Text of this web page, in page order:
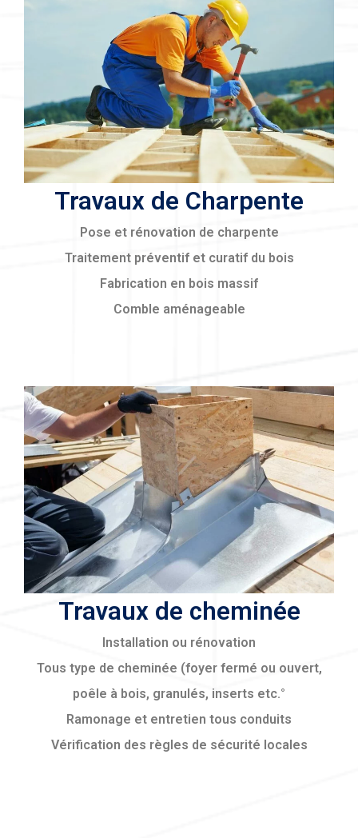
Travaux de Charpente
Pose et rénovation de charpente
Traitement préventif et curatif du bois
Fabrication en bois massif
Comble aménageable
Travaux de cheminée
Installation ou rénovation
Tous type de cheminée (foyer fermé ou ouvert,
poêle à bois, granulés, inserts etc.°
Ramonage et entretien tous conduits
Vérification des règles de sécurité locales